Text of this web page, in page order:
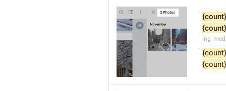
{count}
{count}
{count}
{count}